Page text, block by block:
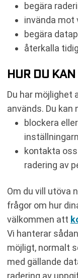
begära
invända mot
begära
återkalla
HUR DU
Du har möjlighet
används. Du kan
blockera
kontakta
radering av
Om du vill utöva
frågor om hur
välkommen att
Vi hanterar
möjligt, normalt
med gällande
radering av